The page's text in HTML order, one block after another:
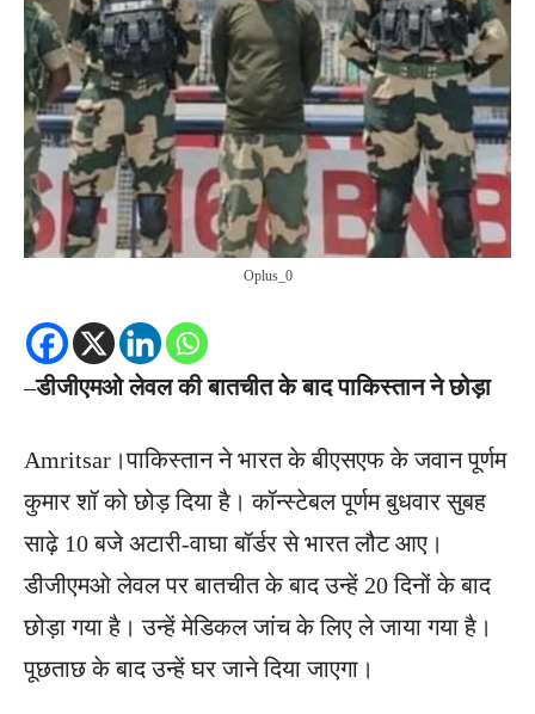
Oplus_0
–डीजीएमओ लेवल की बातचीत के बाद पाकिस्तान ने छोड़ा
Amritsar।पाकिस्तान ने भारत के बीएसएफ के जवान पूर्णम
कुमार शॉ को छोड़ दिया है। कॉन्स्टेबल पूर्णम बुधवार सुबह
साढ़े 10 बजे अटारी-वाघा बॉर्डर से भारत लौट आए।
डीजीएमओ लेवल पर बातचीत के बाद उन्हें 20 दिनों के बाद
छोड़ा गया है। उन्हें मेडिकल जांच के लिए ले जाया गया है।
पूछताछ के बाद उन्हें घर जाने दिया जाएगा।